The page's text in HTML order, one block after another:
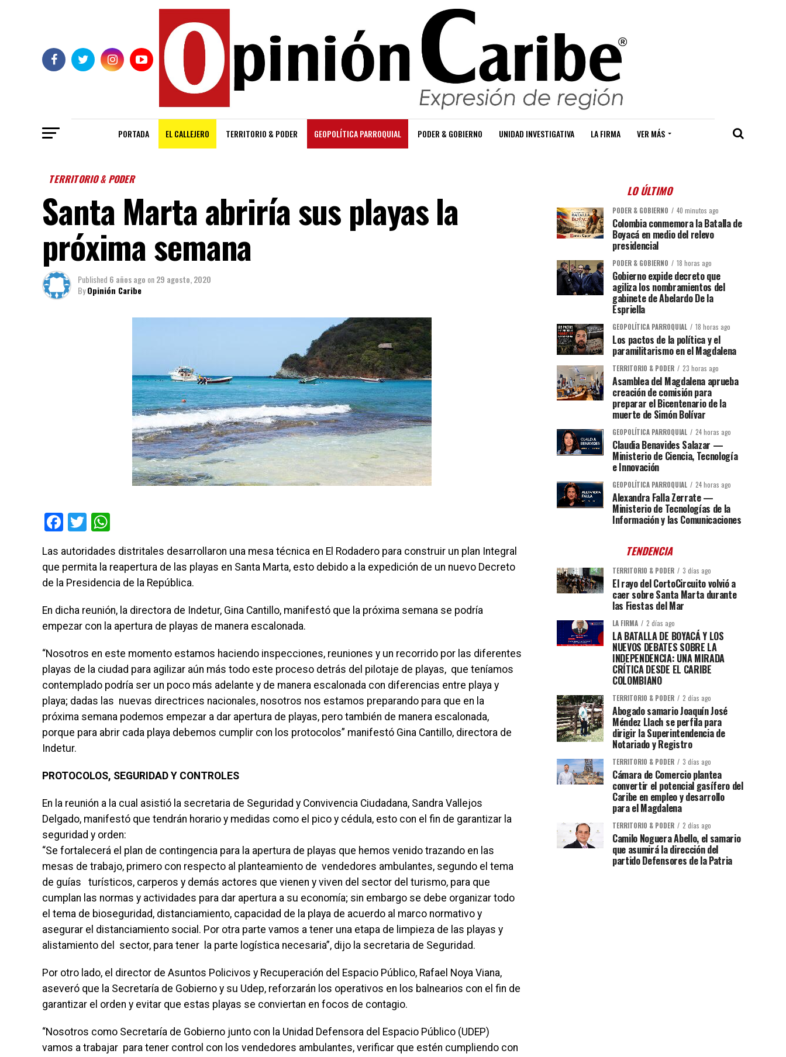
PORTADA EL CALLEJERO TERRITORIO & PODER GEOPOLÍTICA PARROQUIAL PODER & GOBIERNO UNIDAD INVESTIGATIVA LA FIRMA VER MÁS
TERRITORIO & PODER
Santa Marta abriría sus playas la
próxima semana
Published 6 años ago on29 agosto, 2020
ByOpinión Caribe
Facebook
Twitter
Las autoridades distritales desarrollaron una mesa técnica en El Rodadero para construir un plan Integral
que permita la reapertura de las playas en Santa Marta, esto debido a la expedición de un nuevo Decreto
de la Presidencia de la República.
En dicha reunión, la directora de Indetur, Gina Cantillo, manifestó que la próxima semana se podría
empezar con la apertura de playas de manera escalonada.
“Nosotros en este momento estamos haciendo inspecciones, reuniones y un recorrido por las diferentes
playas de la ciudad para agilizar aún más todo este proceso detrás del pilotaje de playas, que teníamos
contemplado podría ser un poco más adelante y de manera escalonada con diferencias entre playa y
playa; dadas las nuevas directrices nacionales, nosotros nos estamos preparando para que en la
próxima semana podemos empezar a dar apertura de playas, pero también de manera escalonada,
porque para abrir cada playa debemos cumplir con los protocolos” manifestó Gina Cantillo, directora de
Indetur.
PROTOCOLOS, SEGURIDAD Y CONTROLES
En la reunión a la cual asistió la secretaria de Seguridad y Convivencia Ciudadana, Sandra Vallejos
Delgado, manifestó que tendrán horario y medidas como el pico y cédula, esto con el fin de garantizar la
seguridad y orden:
“Se fortalecerá el plan de contingencia para la apertura de playas que hemos venido trazando en las
mesas de trabajo, primero con respecto al planteamiento de vendedores ambulantes, segundo el tema
de guías turísticos, carperos y demás actores que vienen y viven del sector del turismo, para que
cumplan las normas y actividades para dar apertura a su economía; sin embargo se debe organizar todo
el tema de bioseguridad, distanciamiento, capacidad de la playa de acuerdo al marco normativo y
asegurar el distanciamiento social. Por otra parte vamos a tener una etapa de limpieza de las playas y
alistamiento del sector, para tener la parte logística necesaria”, dijo la secretaria de Seguridad.
Por otro lado, el director de Asuntos Policivos y Recuperación del Espacio Público, Rafael Noya Viana,
aseveró que la Secretaría de Gobierno y su Udep, reforzarán los operativos en los balnearios con el fin de
garantizar el orden y evitar que estas playas se conviertan en focos de contagio.
“Nosotros como Secretaría de Gobierno junto con la Unidad Defensora del Espacio Público (UDEP)
vamos a trabajar para tener control con los vendedores ambulantes, verificar que estén cumpliendo con
LO ÚLTIMO
PODER & GOBIERNO 40 minutos ago
Colombia conmemora la Batalla de
Boyacá en medio del relevo
presidencial
PODER & GOBIERNO 18 horas ago
Gobierno expide decreto que
agiliza los nombramientos del
gabinete de Abelardo De la
Espriella
GEOPOLÍTICA PARROQUIAL 18 horas ago
Los pactos de la política y el
paramilitarismo en el Magdalena
TERRITORIO & PODER 23 horas ago
Asamblea del Magdalena aprueba
creación de comisión para
preparar el Bicentenario de la
muerte de Simón Bolívar
GEOPOLÍTICA PARROQUIAL 24 horas ago
Claudia Benavides Salazar —
Ministerio de Ciencia, Tecnología
e Innovación
GEOPOLÍTICA PARROQUIAL 24 horas ago
Alexandra Falla Zerrate —
Ministerio de Tecnologías de la
Información y las Comunicaciones
TENDENCIA
TERRITORIO & PODER 3 días ago
El rayo del CortoCircuito volvió a
caer sobre Santa Marta durante
las Fiestas del Mar
LA FIRMA 2 días ago
LA BATALLA DE BOYACÁ Y LOS
NUEVOS DEBATES SOBRE LA
INDEPENDENCIA: UNA MIRADA
CRÍTICA DESDE EL CARIBE
COLOMBIANO
TERRITORIO & PODER 2 días ago
Abogado samario Joaquín José
Méndez Llach se perfila para
dirigir la Superintendencia de
Notariado y Registro
TERRITORIO & PODER 3 días ago
Cámara de Comercio plantea
convertir el potencial gasífero del
Caribe en empleo y desarrollo
para el Magdalena
TERRITORIO & PODER 2 días ago
Camilo Noguera Abello, el samario
que asumirá la dirección del
partido Defensores de la Patria